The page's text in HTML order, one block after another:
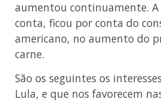
aumentou continuamente.
conta, ficou por conta do
americano, no aumento do
carne.
São os seguintes os
Lula, e que nos favorecem